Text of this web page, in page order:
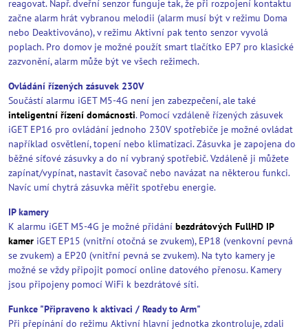
reagovat. Např. dveřní senzor funguje tak, že při rozpojení kontaktu
začne alarm hrát vybranou melodii (alarm musí být v režimu Doma
nebo Deaktivováno), v režimu Aktivní pak tento senzor vyvolá
poplach. Pro domov je možné použít smart tlačítko EP7 pro klasické
zazvonění, alarm může být ve všech režimech.
Ovládání řízených zásuvek 230V
Součástí alarmu iGET M5-4G není jen zabezpečení, ale také
inteligentní řízení domácnosti. Pomocí vzdáleně řízených zásuvek
iGET EP16 pro ovládání jednoho 230V spotřebiče je možné ovládat
například osvětlení, topení nebo klimatizaci. Zásuvka je zapojena do
běžné síťové zásuvky a do ní vybraný spotřebič. Vzdáleně ji můžete
zapínat/vypínat, nastavit časovač nebo navázat na některou funkci.
Navíc umí chytrá zásuvka měřit spotřebu energie.
IP kamery
K alarmu iGET M5-4G je možné přidání bezdrátových FullHD IP
kamer iGET EP15 (vnitřní otočná se zvukem), EP18 (venkovní pevná
se zvukem) a EP20 (vnitřní pevná se zvukem). Na tyto kamery je
možné se vždy připojit pomocí online datového přenosu. Kamery
jsou připojeny pomocí WiFi k bezdrátové síti.
Funkce "Připraveno k aktivaci / Ready to Arm"
Při přepínání do režimu Aktivní hlavní jednotka zkontroluje, zdali